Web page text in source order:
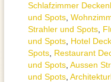
Schlafzimmer
und Spots
Strahler und Spots
und Spots Hotel
Spots Restaurant
und Spots Aussen
und Spots